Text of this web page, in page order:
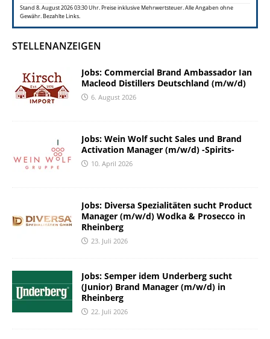
Stand 8. August 2026 03:30 Uhr. Preise inklusive Mehrwertsteuer. Alle Angaben ohne
Gewähr. Bezahlte Links.
STELLENANZEIGEN
Jobs: Commercial Brand Ambassador Ian
Macleod Distillers Deutschland (m/w/d)
6. August 2026
Jobs: Wein Wolf sucht Sales und Brand
Activation Manager (m/w/d) -Spirits-
10. April 2026
Jobs: Diversa Spezialitäten sucht Product
Manager (m/w/d) Wodka & Prosecco in
Rheinberg
23. Juli 2026
Jobs: Semper idem Underberg sucht
(Junior) Brand Manager (m/w/d) in
Rheinberg
22. Juli 2026